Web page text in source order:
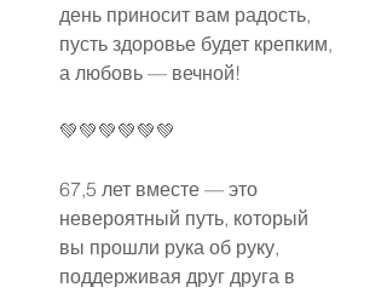
день приносит вам радость,
пусть здоровье будет крепким,
а любовь — вечной!
💚💚💚💚💚💚
67,5 лет вместе — это
невероятный путь, который
вы прошли рука об руку,
поддерживая друг друга в